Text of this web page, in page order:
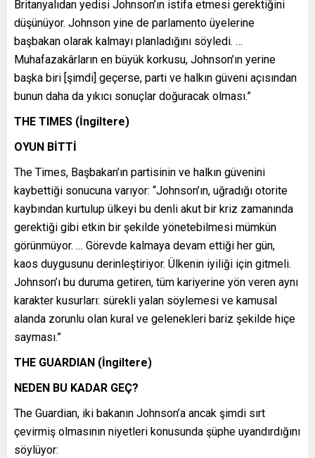
Britanyalıdan yedisi Johnson’ın istifa etmesi gerektiğini
düşünüyor. Johnson yine de parlamento üyelerine
başbakan olarak kalmayı planladığını söyledi. …
Muhafazakârların en büyük korkusu, Johnson’ın yerine
başka biri [şimdi] geçerse, parti ve halkın güveni açısından
bunun daha da yıkıcı sonuçlar doğuracak olması.”
THE TIMES (İngiltere)
OYUN BİTTİ
The Times, Başbakan’ın partisinin ve halkın güvenini
kaybettiği sonucuna varıyor: “Johnson’ın, uğradığı otorite
kaybından kurtulup ülkeyi bu denli akut bir kriz zamanında
gerektiği gibi etkin bir şekilde yönetebilmesi mümkün
görünmüyor. … Görevde kalmaya devam ettiği her gün,
kaos duygusunu derinleştiriyor. Ülkenin iyiliği için gitmeli.
Johnson’ı bu duruma getiren, tüm kariyerine yön veren aynı
karakter kusurları: sürekli yalan söylemesi ve kamusal
alanda zorunlu olan kural ve gelenekleri bariz şekilde hiçe
sayması.”
THE GUARDIAN (İngiltere)
NEDEN BU KADAR GEÇ?
The Guardian, iki bakanın Johnson’a ancak şimdi sırt
çevirmiş olmasının niyetleri konusunda şüphe uyandırdığını
söylüyor: